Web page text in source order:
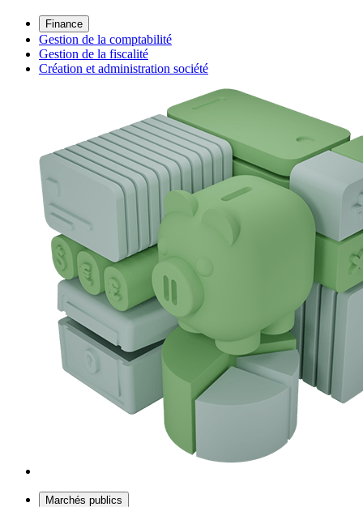
Finance
Gestion de la comptabilité
Gestion de la fiscalité
Création et administration société
Marchés publics